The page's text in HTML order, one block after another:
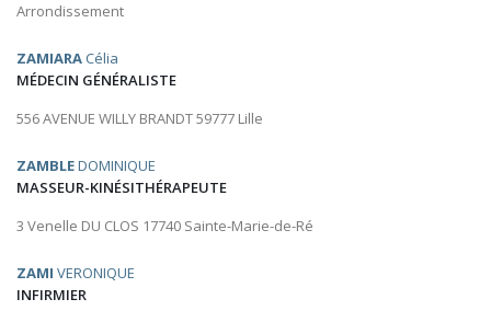
Arrondissement
ZAMIARA Célia
MÉDECIN GÉNÉRALISTE
556 AVENUE WILLY BRANDT 59777 Lille
ZAMBLEDOMINIQUE
MASSEUR-KINÉSITHÉRAPEUTE
3 Venelle DU CLOS 17740 Sainte-Marie-de-Ré
ZAMI VERONIQUE
INFIRMIER